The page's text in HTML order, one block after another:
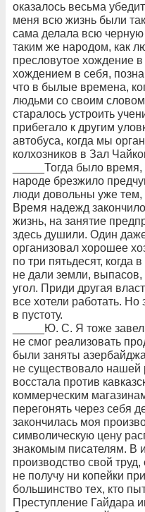
оказалось весьма
меня всю жизнь были
сама делала всю черную
таким же народом, как
пресловутое хождение
хождением в себя,
что в былые времена,
людьми со своим
старалось устроить
прибегало к другим
автобуса, когда мы
колхозников в Зал
_____Тогда было время,
народе брезжило
люди довольны уже тем,
Время надежд
жизнь, на занятие
здесь душили. Один
организовал хорошее
по три пятьдесят, когда
не дали земли, выпасов,
угол. Приди другая
все хотели работать.
в пустоту.
_____Ю. С. Я тоже
не смог реализовать
были заняты
не существовало нашей
восстала против
коммерческим
перегонять через себя
закончилась моя
символическую цену
знакомым писателям. В
производство свой
не получу ни копейки
большинство тех, кто
Преступление Гайдара